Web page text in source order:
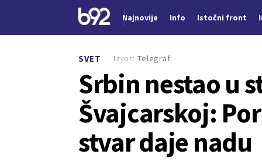
Najnovije Info Istočni front
SVET
Srbin nestao u
Švajcarskoj:
stvar daje nadu
Izvor: Telegraf